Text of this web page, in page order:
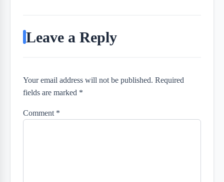
Leave a Reply
Your email address will not be published. Required
fields are marked *
Comment *